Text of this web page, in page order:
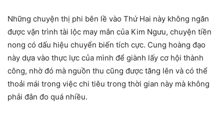
Những chuyện thị phi bên lề vào Thứ Hai này không ngăn
được vận trình tài lộc may mắn của Kim Ngưu, chuyện tiền
nong có dấu hiệu chuyển biến tích cực. Cung hoàng đạo
này dựa vào thực lực của mình để giành lấy cơ hội thành
công, nhờ đó mà nguồn thu cũng được tăng lên và có thể
thoải mái trong việc chi tiêu trong thời gian này mà không
phải đắn đo quá nhiều.